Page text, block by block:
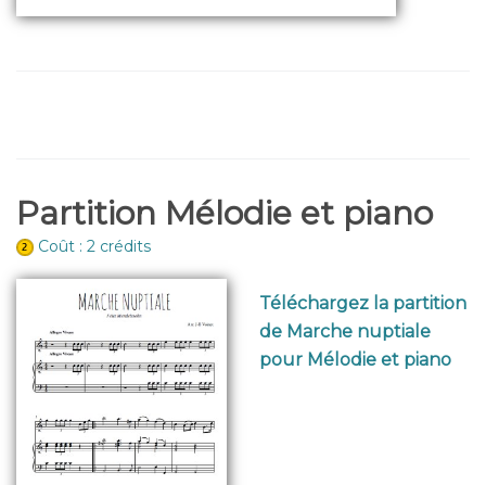
Partition Mélodie et piano
Coût : 2 crédits
Téléchargez la partition
de Marche nuptiale
pour Mélodie et piano